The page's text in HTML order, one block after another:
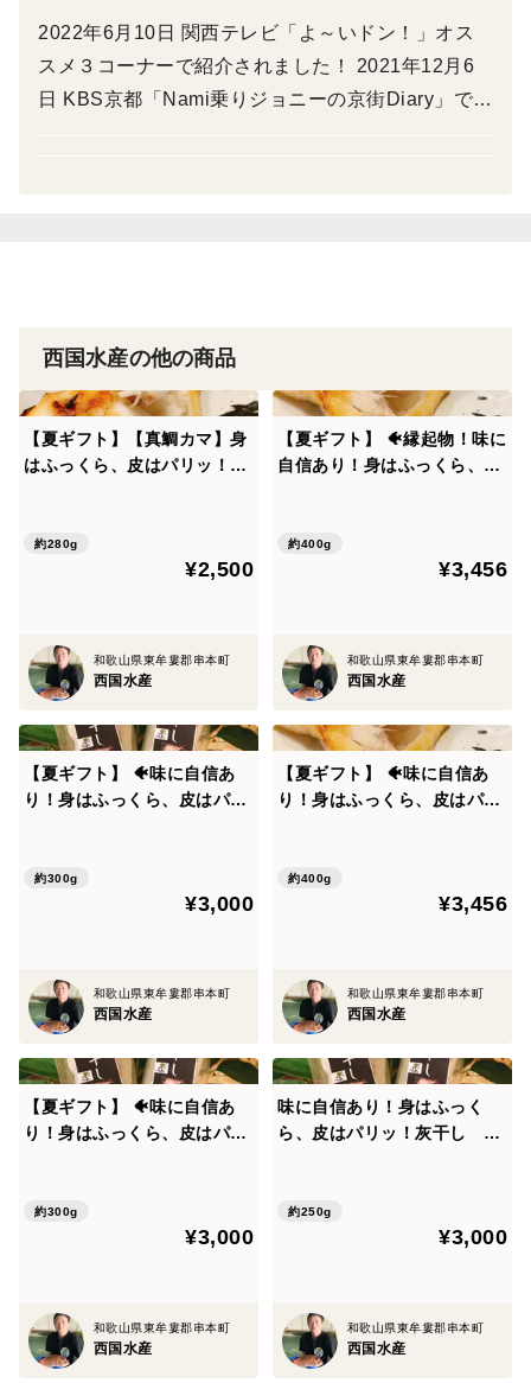
1尾から2個しか取れない、貴重部位です。
解凍後は出来るだけ早く、３日以内にお召し上がりくだ
ご贈答用にも使って頂ける箱で発送いたします。
**********************************************************
【熨斗】熨斗付き、名入れ対応可能です。
ができない場合がございます。
※名入れの要否と名前：ご指定がない場合は空欄とさせ
日頃お世話になっている人に感謝を表したり、ご無沙汰
の挨拶を形にして贈られてはいかがでしょうか。
2022年6月10日 関西テレビ「よ～いドン！」オス
スメ３コーナーで紹介されました！ 2021年12月6
日 KBS京都「Nami乗りジョニーの京街Diary」で紹
西国水産の他の商品
【夏ギフト】【真鯛カマ】身
はふっくら、皮はパリッ！灰
約280g
¥2,500
和歌山県東牟婁郡串本町
西国水産
【夏ギフト】 🐠縁起物！味に
自信あり！身はふっくら、皮
約400g
¥3,456
和歌山県東牟婁郡串本町
西国水産
【夏ギフト】 🐠味に自信あ
り！身はふっくら、皮はパリ
約300g
¥3,000
和歌山県東牟婁郡串本町
西国水産
【夏ギフト】 🐠味に自信あ
り！身はふっくら、皮はパリ
約400g
¥3,456
和歌山県東牟婁郡串本町
西国水産
【夏ギフト】 🐠味に自信あ
り！身はふっくら、皮はパリ
約300g
¥3,000
和歌山県東牟婁郡串本町
西国水産
味に自信あり！身はふっく
ら、皮はパリッ！灰干し 真
約250g
¥3,000
和歌山県東牟婁郡串本町
西国水産